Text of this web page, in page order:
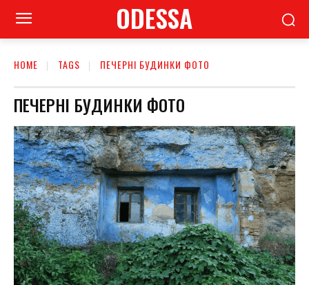
ODESSA
HOME TAGS ПЕЧЕРНІ БУДИНКИ ФОТО
ПЕЧЕРНІ БУДИНКИ ФОТО